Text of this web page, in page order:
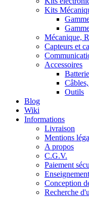
Kits
Mécanique,
Capteurs et
Accessoires
Outils
Blog
Wiki
Informations
Livraison
Mentions
A propos
C.G.V.
Paiement
Conception
Recherche